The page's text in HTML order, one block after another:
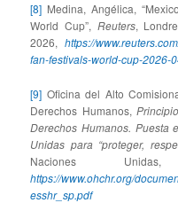
[8] Medina, Angélica,
World Cup”, Reuters,
2026, https://
fan-festivals-world-cup-2026-
[9] Oficina del Alto
Derechos Humanos,
Derechos Humanos. Puesta
Unidas para “proteger,
Naciones
https://www.ohchr.org/
esshr_sp.pdf